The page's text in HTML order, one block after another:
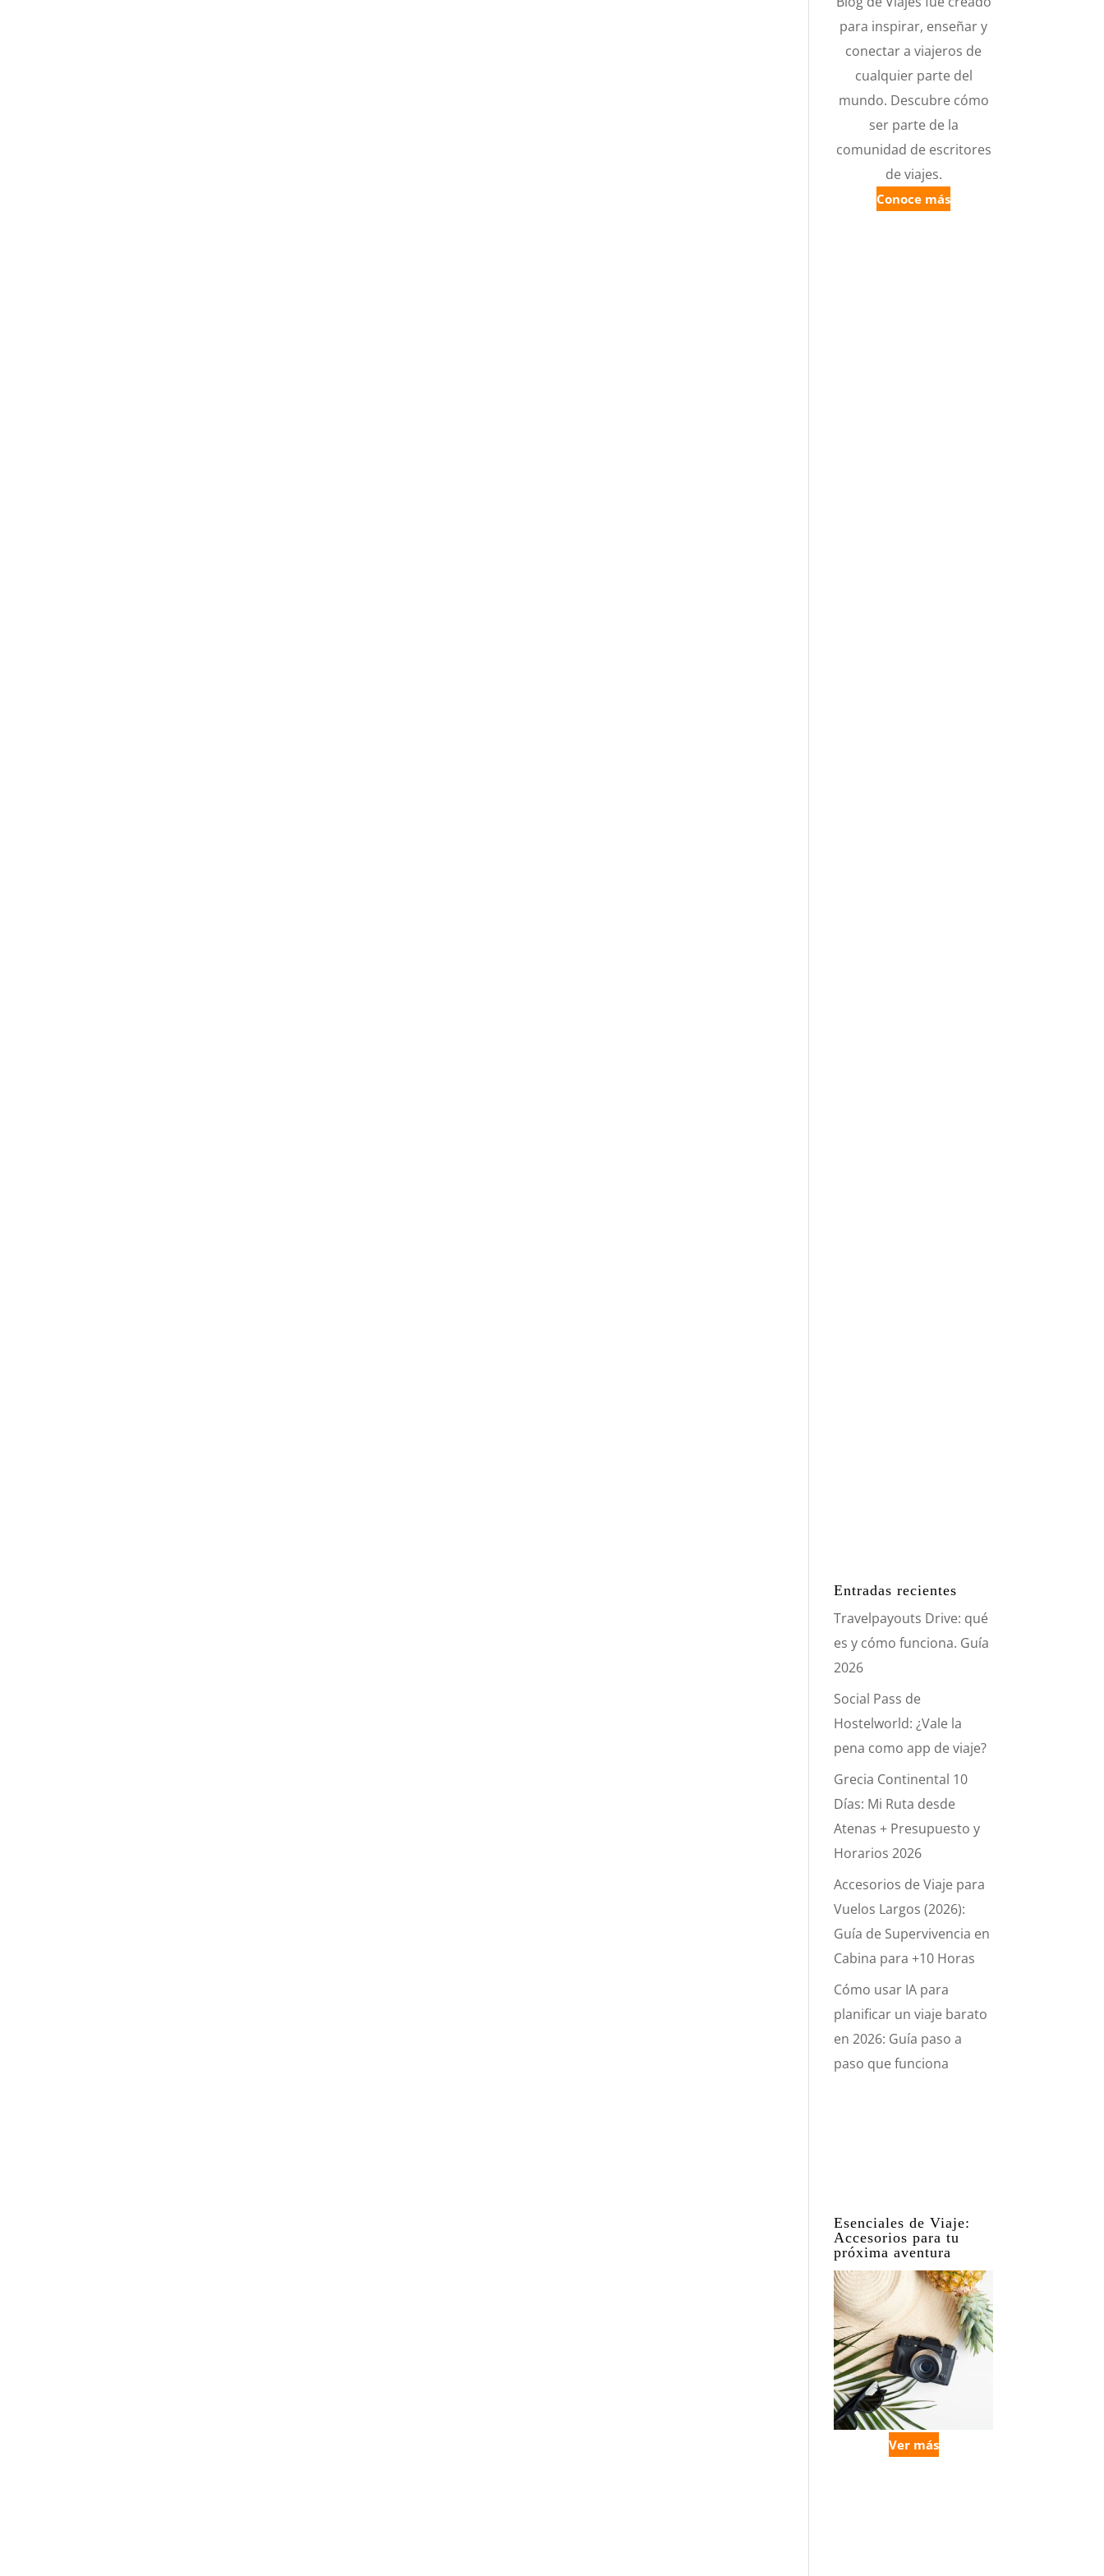
para inspirar, enseñar y
conectar a viajeros de
cualquier parte del
mundo. Descubre cómo
ser parte de la
comunidad de escritores
de viajes.
Conoce más
Entradas recientes
Travelpayouts Drive: qué
es y cómo funciona. Guía
2026
Social Pass de
Hostelworld: ¿Vale la
pena como app de viaje?
Grecia Continental 10
Días: Mi Ruta desde
Atenas + Presupuesto y
Horarios 2026
Accesorios de Viaje para
Vuelos Largos (2026):
Guía de Supervivencia en
Cabina para +10 Horas
Cómo usar IA para
planificar un viaje barato
en 2026: Guía paso a
paso que funciona
Esenciales de Viaje:
Accesorios para tu
próxima aventura
Ver más